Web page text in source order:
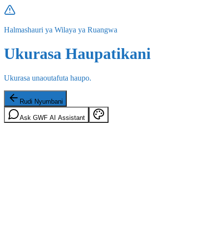
Halmashauri ya Wilaya ya Ruangwa
Ukurasa Haupatikani
Ukurasa unaoutafuta haupo.
Rudi Nyumbani
Ask GWF AI Assistant